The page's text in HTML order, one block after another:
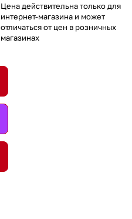
Цена действительна только для
интернет-магазина и может
отличаться от цен в розничных
магазинах